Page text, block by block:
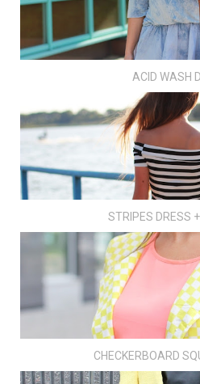
ACID WASH
STRIPES DRESS
CHECKERBOARD